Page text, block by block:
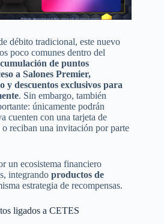
débito tradicional, este nuevo
poco comunes dentro del
de puntos
a Salones Premier,
y descuentos exclusivos para
. Sin embargo, también
únicamente podrán
cuenten con una tarjeta de
reciban una invitación por parte
un ecosistema financiero
integrando productos de
estrategia de recompensas.
ligados a CETES